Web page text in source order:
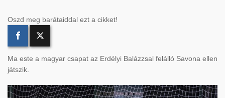
Oszd meg barátaiddal ezt a cikket!
Ma este a magyar csapat az Erdélyi Balázzsal felálló Savona ellen
játszik.